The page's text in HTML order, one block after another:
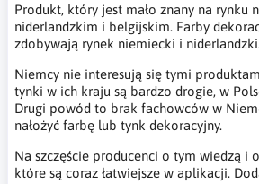
Produkt, który jest mało znany na rynku
niderlandzkim i belgijskim. Farby
zdobywają rynek niemiecki i niderlandzki.
Niemcy nie interesują się tymi
tynki w ich kraju są bardzo drogie, w
Drugi powód to brak fachowców w
nałożyć farbę lub tynk dekoracyjny.
Na szczęście producenci o tym wiedzą i
które są coraz łatwiejsze w aplikacji.